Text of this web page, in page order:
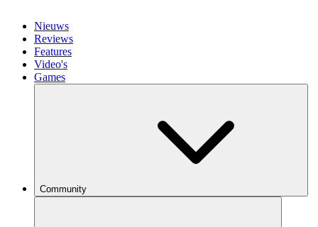
Nieuws
Reviews
Features
Video's
Games
Community